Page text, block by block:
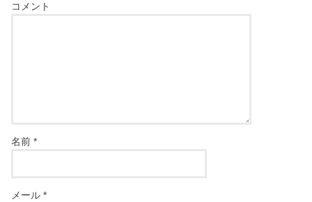
コメント
名前*
メール*